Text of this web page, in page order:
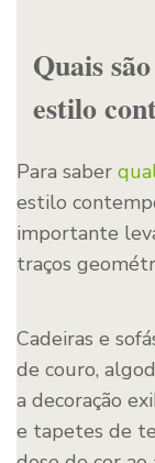
Quais
estilo
Para saber
estilo
importante
traços
Cadeiras e
de couro,
a decoração
e tapetes de